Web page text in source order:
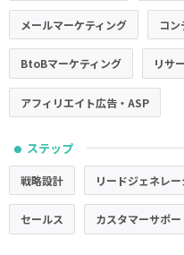
メールマーケティング コ
BtoBマーケティング リサ
アフィリエイト広告・ASP
● ステップ
戦略設計 リードジェネレ
セールス カスタマーサポ